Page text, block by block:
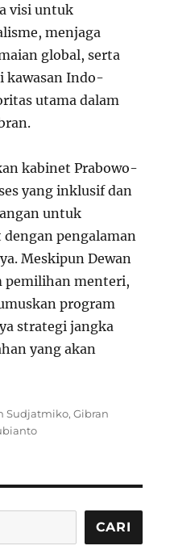
visi untuk
menjaga
global, serta
kawasan Indo-
utama dalam
kabinet Prabowo-
yang inklusif dan
untuk
pengalaman
Meskipun Dewan
pemilihan menteri,
program
strategi jangka
yang akan
Sudjatmiko,Gibran
CARI